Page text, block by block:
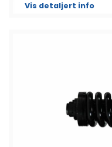
Vis detaljert info